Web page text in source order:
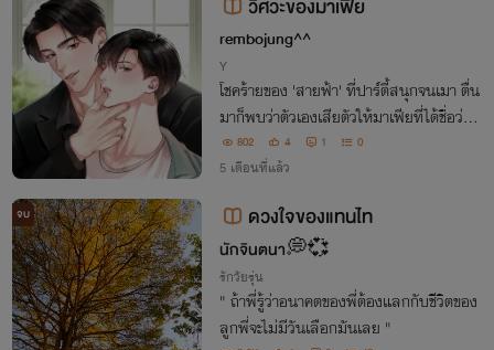
วิศวะของมาเฟีย
rembojung^^
Y
โชคร้ายของ 'สายฟ้า' ที่ปาร์ตี้สนุกจนเมา ตื่น
มาก็พบว่าตัวเองเสียตัวให้มาเฟียที่ได้ชื่อว่าเป็
นพี่ชายของเพื่อนในแก๊งอย่าง 'แทนไท' ทำใ
ห้เขาต้องหาวิธีหลบหน้า ภารกิจหนีตำแหน่ง
802 4 1 0
5 เดือนที่แล้ว
จบ ดวงใจของแทนไท
นักจินตนา💭💞
รักวัยรุ่น
" ถ้าพี่รู้ว่าอนาคตของพี่ต้องแลกกับชีวิตของ
ลูกพี่จะไม่มีวันเลือกมันเลย "